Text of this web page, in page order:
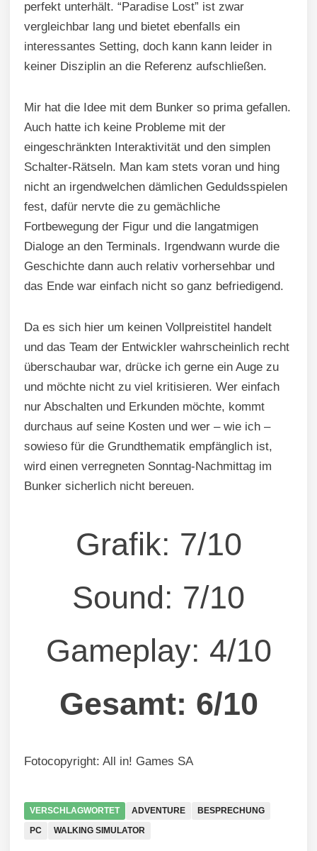
perfekt unterhält. “Paradise Lost” ist zwar
vergleichbar lang und bietet ebenfalls ein
interessantes Setting, doch kann kann leider in
keiner Disziplin an die Referenz aufschließen.
Mir hat die Idee mit dem Bunker so prima gefallen.
Auch hatte ich keine Probleme mit der
eingeschränkten Interaktivität und den simplen
Schalter-Rätseln. Man kam stets voran und hing
nicht an irgendwelchen dämlichen Geduldsspielen
fest, dafür nervte die zu gemächliche
Fortbewegung der Figur und die langatmigen
Dialoge an den Terminals. Irgendwann wurde die
Geschichte dann auch relativ vorhersehbar und
das Ende war einfach nicht so ganz befriedigend.
Da es sich hier um keinen Vollpreistitel handelt
und das Team der Entwickler wahrscheinlich recht
überschaubar war, drücke ich gerne ein Auge zu
und möchte nicht zu viel kritisieren. Wer einfach
nur Abschalten und Erkunden möchte, kommt
durchaus auf seine Kosten und wer – wie ich –
sowieso für die Grundthematik empfänglich ist,
wird einen verregneten Sonntag-Nachmittag im
Bunker sicherlich nicht bereuen.
Grafik: 7/10
Sound: 7/10
Gameplay: 4/10
Gesamt: 6/10
Fotocopyright: All in! Games SA
VERSCHLAGWORTET ADVENTURE
BESPRECHUNG
PC
WALKING SIMULATOR